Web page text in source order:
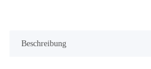
Beschreibung